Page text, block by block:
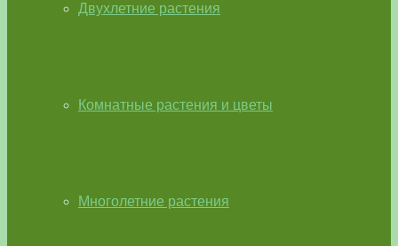
Двухлетние растения
Комнатные растения и цветы
Многолетние растения